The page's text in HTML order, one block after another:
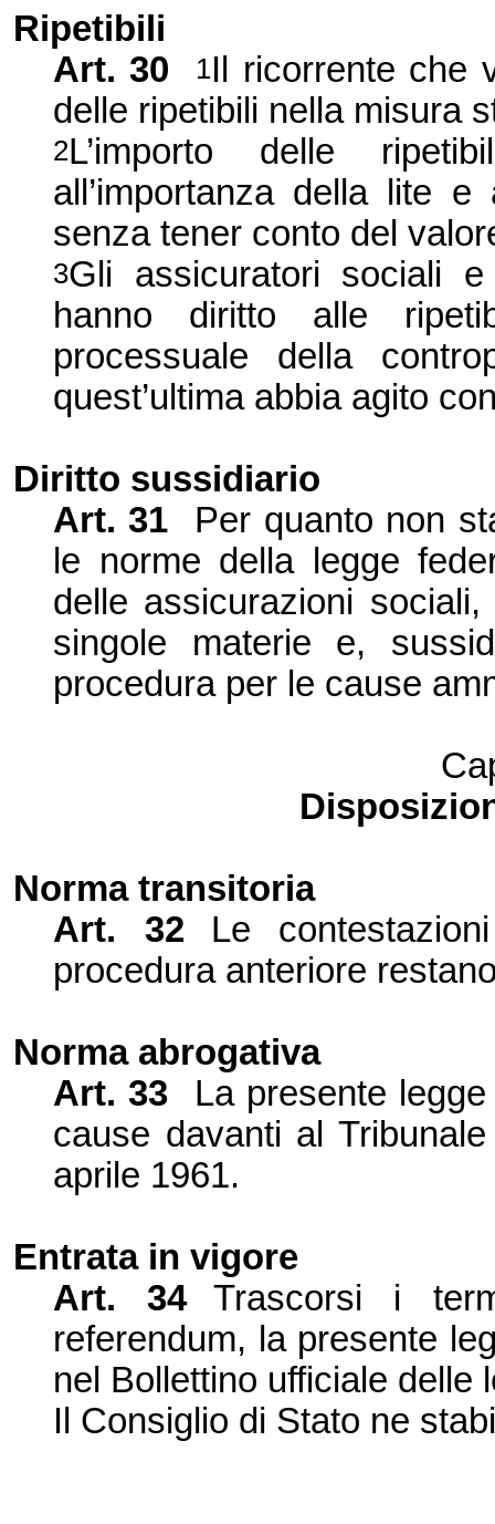
Ripetibili
Art. 30 1Il ricorrente che
delle ripetibili nella misura
2L’importo delle
all’importanza della lite
senza tener conto del
3Gli assicuratori sociali
hanno diritto alle
processuale della
quest’ultima abbia agito
Diritto sussidiario
Art. 31
Per quanto non
le norme della legge
delle assicurazioni
singole materie e,
procedura per le cause
Normatransitoria
Art.
32
Le
procedura anteriore
Norma abrogativa
Art. 33
La presente
cause davanti al
aprile 1961.
Entrata in vigore
Art.
34
Trascorsi i
referendum, la presente
nel Bollettino ufficiale delle
Il Consiglio di Stato ne